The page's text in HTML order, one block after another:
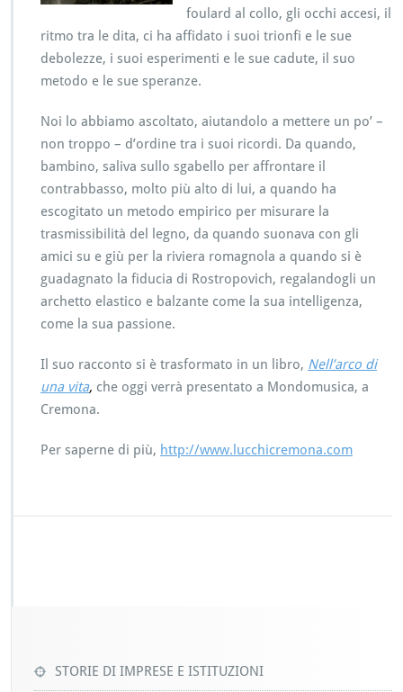
foulard al collo, gli occhi accesi, il
ritmo tra le dita, ci ha affidato i suoi trionfi e le sue
debolezze, i suoi esperimenti e le sue cadute, il suo
metodo e le sue speranze.
Noi lo abbiamo ascoltato, aiutandolo a mettere un po’ –
non troppo – d’ordine tra i suoi ricordi. Da quando,
bambino, saliva sullo sgabello per affrontare il
contrabbasso, molto più alto di lui, a quando ha
escogitato un metodo empirico per misurare la
trasmissibilità del legno, da quando suonava con gli
amici su e giù per la riviera romagnola a quando si è
guadagnato la fiducia di Rostropovich, regalandogli un
archetto elastico e balzante come la sua intelligenza,
come la sua passione.
Il suo racconto si è trasformato in un libro, Nell’arco di
una vita, che oggi verrà presentato a Mondomusica, a
Cremona.
Per saperne di più, http://www.lucchicremona.com
STORIE DI IMPRESE E ISTITUZIONI